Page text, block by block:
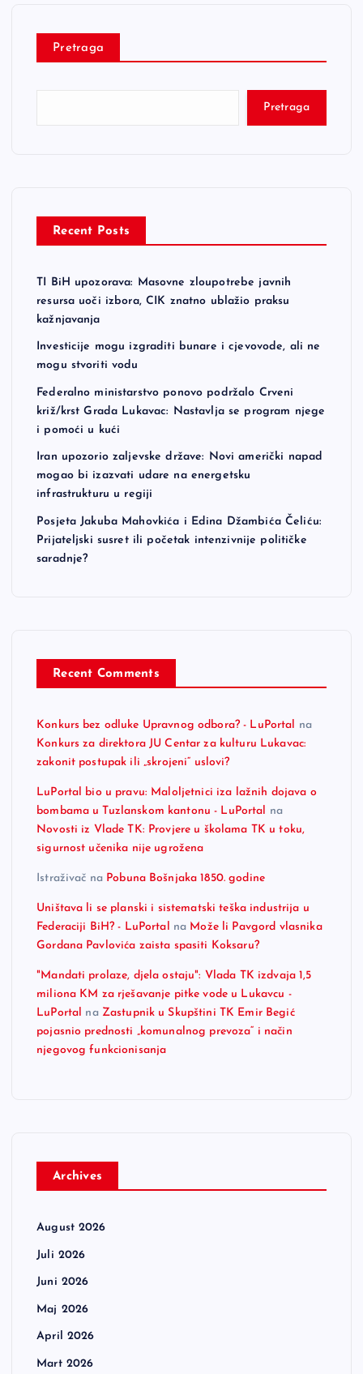
Pretraga
Pretraga
Recent Posts
TI BiH upozorava: Masovne zloupotrebe javnih
resursa uoči izbora, CIK znatno ublažio praksu
kažnjavanja
Investicije mogu izgraditi bunare i cjevovode, ali ne
mogu stvoriti vodu
Federalno ministarstvo ponovo podržalo Crveni
križ/krst Grada Lukavac: Nastavlja se program njege
i pomoći u kući
Iran upozorio zaljevske države: Novi američki napad
mogao bi izazvati udare na energetsku
infrastrukturu u regiji
Posjeta Jakuba Mahovkića i Edina Džambića Čeliću:
Prijateljski susret ili početak intenzivnije političke
saradnje?
Recent Comments
Konkurs bez odluke Upravnog odbora? - LuPortal
na
Konkurs za direktora JU Centar za kulturu Lukavac:
zakonit postupak ili „skrojeni“ uslovi?
LuPortal bio u pravu: Maloljetnici iza lažnih dojava o
bombama u Tuzlanskom kantonu - LuPortal
na
Novosti iz Vlade TK: Provjere u školama TK u toku,
sigurnost učenika nije ugrožena
Istraživač na Pobuna Bošnjaka 1850. godine
Uništava li se planski i sistematski teška industrija u
Federaciji BiH? - LuPortal na Može li Pavgord vlasnika
Gordana Pavlovića zaista spasiti Koksaru?
"Mandati prolaze, djela ostaju": Vlada TK izdvaja 1,5
miliona KM za rješavanje pitke vode u Lukavcu -
LuPortal na Zastupnik u Skupštini TK Emir Begić
pojasnio prednosti „komunalnog prevoza“ i način
njegovog funkcionisanja
Archives
August 2026
Juli 2026
Juni 2026
Maj 2026
April 2026
Mart 2026